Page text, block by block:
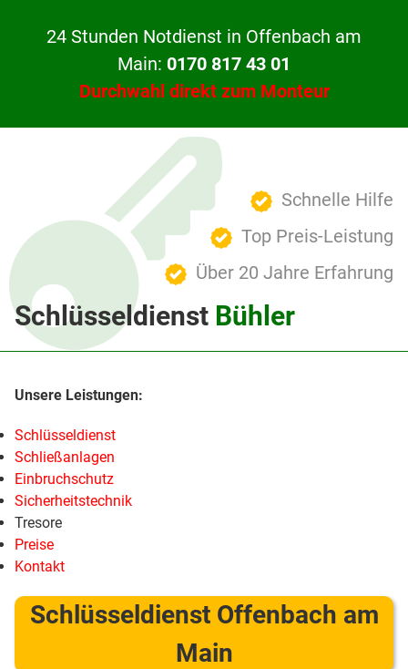
24 Stunden Notdienst in Offenbach am
Main: 0170 817 43 01
Durchwahl direkt zum Monteur
Schnelle Hilfe
Top Preis-Leistung
Über 20 Jahre Erfahrung
Schlüsseldienst Bühler
Schlüsseldienst
Schließanlagen
Einbruchschutz
Sicherheitstechnik
Tresore
Preise
Kontakt
Schlüsseldienst Offenbach am
Main